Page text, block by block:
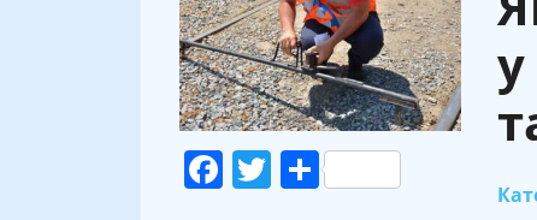
Facebook
Twitter
Поділитися